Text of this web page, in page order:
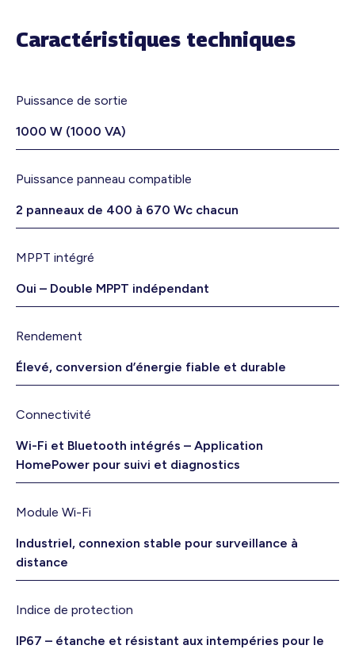
Caractéristiques techniques
Puissance de sortie
1000 W (1000 VA)
Puissance panneau compatible
2 panneaux de 400 à 670 Wc chacun
MPPT intégré
Oui – Double MPPT indépendant
Rendement
Élevé, conversion d’énergie fiable et durable
Connectivité
Wi-Fi et Bluetooth intégrés – Application
HomePower pour suivi et diagnostics
Module Wi-Fi
Industriel, connexion stable pour surveillance à
distance
Indice de protection
IP67 – étanche et résistant aux intempéries pour le